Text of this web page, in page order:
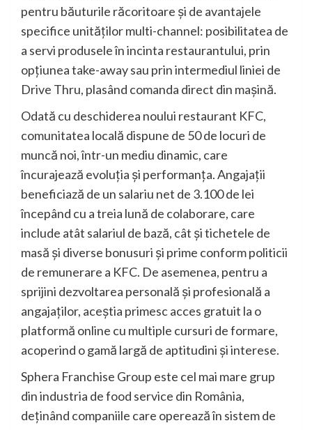
pentru băuturile răcoritoare și de avantajele
specifice unităților multi-channel: posibilitatea de
a servi produsele în incinta restaurantului, prin
opțiunea take-away sau prin intermediul liniei de
Drive Thru, plasând comanda direct din mașină.
Odată cu deschiderea noului restaurant KFC,
comunitatea locală dispune de 50 de locuri de
muncă noi, într-un mediu dinamic, care
încurajează evoluția și performanța. Angajații
beneficiază de un salariu net de 3.100 de lei
începând cu a treia lună de colaborare, care
include atât salariul de bază, cât și tichetele de
masă și diverse bonusuri și prime conform politicii
de remunerare a KFC. De asemenea, pentru a
sprijini dezvoltarea personală și profesională a
angajaților, aceștia primesc acces gratuit la o
platformă online cu multiple cursuri de formare,
acoperind o gamă largă de aptitudini și interese.
Sphera Franchise Group este cel mai mare grup
din industria de food service din România,
deținând companiile care operează în sistem de